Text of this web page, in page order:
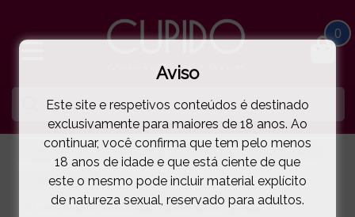
0
CREMES E ÓLEOS PARA SEXO ORAL
KAMASUTRA®
( 39-12003 )
Aviso
Este site e respetivos conteúdos é destinado
exclusivamente para maiores de 18 anos. Ao
continuar, você confirma que tem pelo menos
18 anos de idade e que está ciente de que
este o mesmo pode incluir material explícito
de natureza sexual, reservado para adultos.